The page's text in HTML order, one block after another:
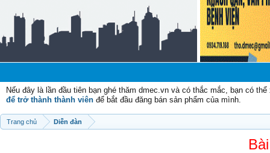
Nếu đây là lần đầu tiên bạn ghé thăm dmec.vn và có thắc mắc, bạn có
để trở thành thành viên để bắt đầu đăng bán sản phẩm của mình.
Trang chủ Diễn đàn